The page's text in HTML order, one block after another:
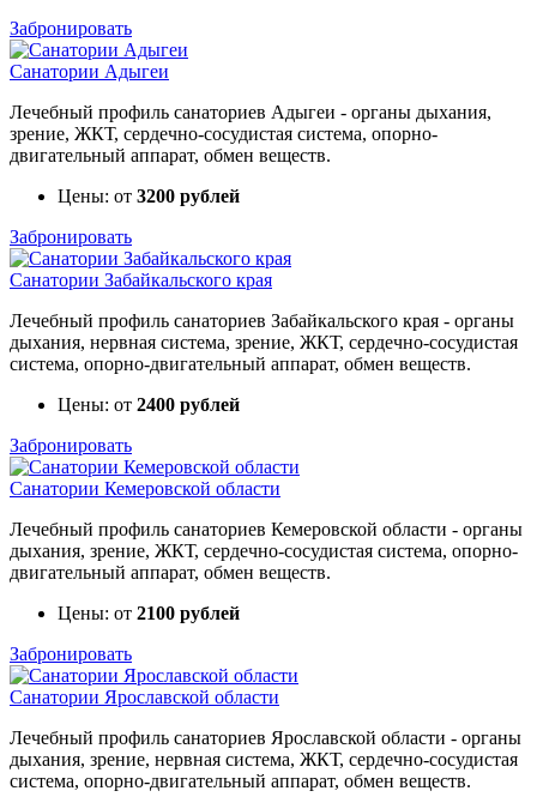
Забронировать
Санатории Адыгеи
Лечебный профиль санаториев Адыгеи - органы дыхания,
зрение, ЖКТ, сердечно-сосудистая система, опорно-
двигательный аппарат, обмен веществ.
Цены: от 3200 рублей
Забронировать
Санатории Забайкальского края
Лечебный профиль санаториев Забайкальского края - органы
дыхания, нервная система, зрение, ЖКТ, сердечно-сосудистая
система, опорно-двигательный аппарат, обмен веществ.
Цены: от 2400 рублей
Забронировать
Санатории Кемеровской области
Лечебный профиль санаториев Кемеровской области - органы
дыхания, зрение, ЖКТ, сердечно-сосудистая система, опорно-
двигательный аппарат, обмен веществ.
Цены: от 2100 рублей
Забронировать
Санатории Ярославской области
Лечебный профиль санаториев Ярославской области - органы
дыхания, зрение, нервная система, ЖКТ, сердечно-сосудистая
система, опорно-двигательный аппарат, обмен веществ.